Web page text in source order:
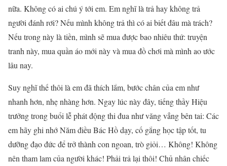
nữa. Không có ai chú ý tới em. Em nghĩ là trả hay không trả
người đánh rơi? Nếu mình không trả thì có ai biết đâu mà trách?
Nếu trong này là tiền, mình sẽ mua được bao nhiêu thứ: truyện
tranh này, mua quần áo mới này và mua đồ chơi mà mình ao ước
lâu nay.
Suy nghĩ thế thôi là em đã thích lắm, bước chân của em như
nhanh hơn, nhẹ nhàng hơn. Ngay lúc này đây, tiếng thầy Hiệu
trưởng trong buổi lễ phát động thi đua như văng vẳng bên tai: Các
em hãy ghi nhớ Năm điều Bác Hồ dạy, cố gắng học tập tốt, tu
dưỡng đạo đức để trở thành con ngoan, trò giỏi… Không! Không
nên tham lam của người khác! Phải trả lại thôi! Chủ nhân chiếc